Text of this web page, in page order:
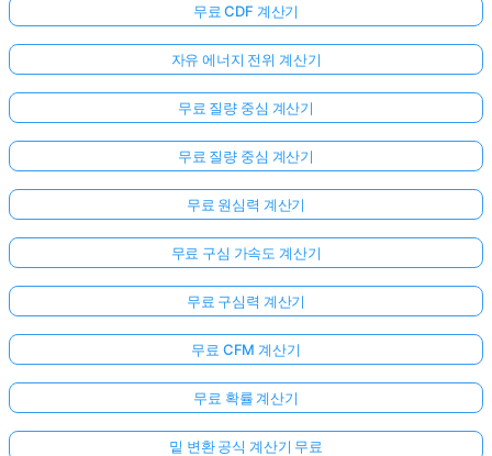
무료 CDF 계산기
자유 에너지 전위 계산기
무료 질량 중심 계산기
무료 질량 중심 계산기
무료 원심력 계산기
무료 구심 가속도 계산기
무료 구심력 계산기
무료 CFM 계산기
무료 확률 계산기
밑 변환 공식 계산기 무료